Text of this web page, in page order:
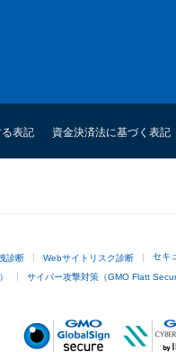
表記 資金決済法に基づく表記
診断 Webサイトリスク診断 セキ
サイバー攻撃対策（GMO Flatt